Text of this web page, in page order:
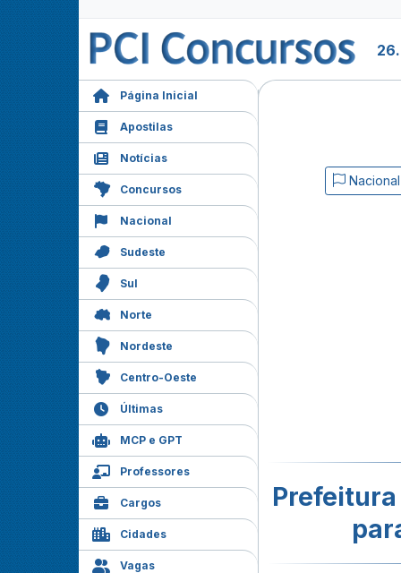
Página Inicial
Apostilas
Notícias
Concursos
Nacional
Sudeste
Sul
Norte
Nordeste
Centro-Oeste
Últimas
MCP e GPT
Professores
Cargos
Cidades
Vagas
Nacional
Prefeitura